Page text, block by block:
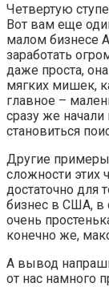
Четвертую
Вот вам еще
малом бизнесе
заработать
даже проста,
мягких мишек,
главное –
сразу же
становиться
Другие
сложности этих
достаточно для
бизнес в США, в
очень
конечно же,
А вывод
от нас намного